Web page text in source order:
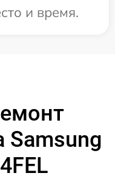
и время.
Samsung